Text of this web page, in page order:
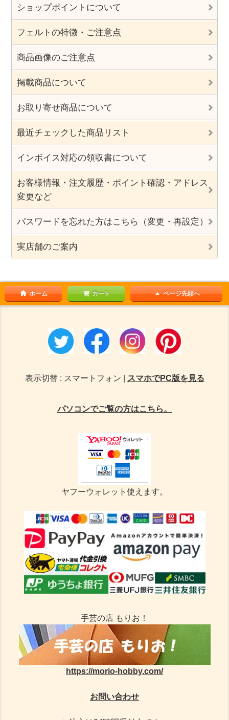
ショップポイントについて
フェルトの特徴・ご注意点
商品画像のご注意点
掲載商品について
お取り寄せ商品について
最近チェックした商品リスト
インボイス対応の領収書について
お客様情報・注文履歴・ポイント確認・アドレス
変更など
パスワードを忘れた方はこちら（変更・再設定）
実店舗のご案内
ホーム カート ページ先頭へ
表示切替 : スマートフォン | スマホでPC版を見る
パソコンでご覧の方はこちら。
ヤフーウォレット使えます。
手芸の店 もりお！
https://morio-hobby.com/
お問い合わせ